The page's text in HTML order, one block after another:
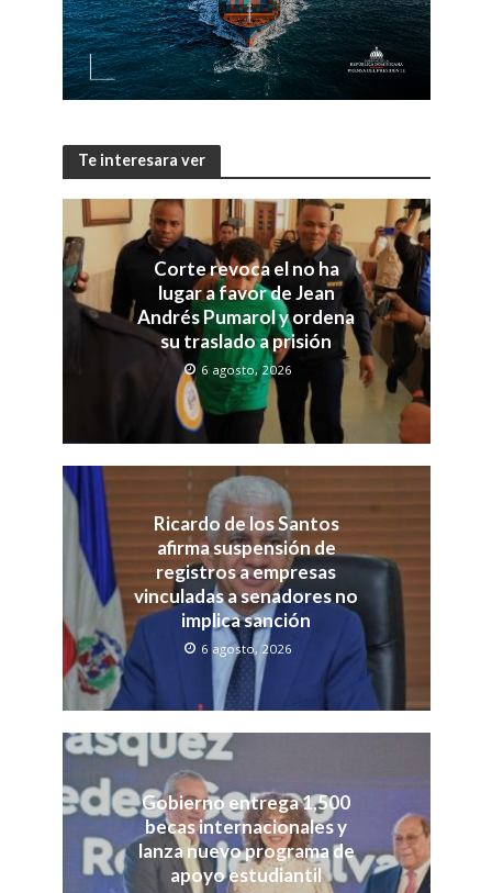
Te interesara ver
Corte revoca el no ha
lugar a favor de Jean
Andrés Pumarol y ordena
su traslado a prisión
6 agosto, 2026
Ricardo de los Santos
afirma suspensión de
registros a empresas
vinculadas a senadores no
implica sanción
6 agosto, 2026
Gobierno entrega 1,500
becas internacionales y
lanza nuevo programa de
apoyo estudiantil